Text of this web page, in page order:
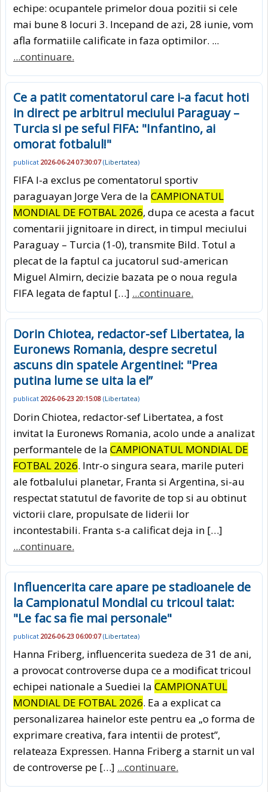
echipe: ocupantele primelor doua pozitii si cele
mai bune 8 locuri 3. Incepand de azi, 28 iunie, vom
afla formatiile calificate in faza optimilor. ...
...continuare.
Ce a patit comentatorul care i-a facut hoti
in direct pe arbitrul meciului Paraguay –
Turcia si pe seful FIFA: "Infantino, ai
omorat fotbalul!"
publicat 2026-06-24 07:30:07(Libertatea)
FIFA l-a exclus pe comentatorul sportiv
paraguayan Jorge Vera de la CAMPIONATUL
MONDIAL DE FOTBAL 2026, dupa ce acesta a facut
comentarii jignitoare in direct, in timpul meciului
Paraguay – Turcia (1-0), transmite Bild. Totul a
plecat de la faptul ca jucatorul sud-american
Miguel Almirn, decizie bazata pe o noua regula
FIFA legata de faptul […] ...continuare.
Dorin Chiotea, redactor-sef Libertatea, la
Euronews Romania, despre secretul
ascuns din spatele Argentinei: "Prea
putina lume se uita la el”
publicat 2026-06-23 20:15:08 (Libertatea)
Dorin Chiotea, redactor-sef Libertatea, a fost
invitat la Euronews Romania, acolo unde a analizat
performantele de la CAMPIONATUL MONDIAL DE
FOTBAL 2026. Intr-o singura seara, marile puteri
ale fotbalului planetar, Franta si Argentina, si-au
respectat statutul de favorite de top si au obtinut
victorii clare, propulsate de liderii lor
incontestabili. Franta s-a calificat deja in […]
...continuare.
Influencerita care apare pe stadioanele de
la Campionatul Mondial cu tricoul taiat:
"Le fac sa fie mai personale"
publicat 2026-06-23 06:00:07(Libertatea)
Hanna Friberg, influencerita suedeza de 31 de ani,
a provocat controverse dupa ce a modificat tricoul
echipei nationale a Suediei la CAMPIONATUL
MONDIAL DE FOTBAL 2026. Ea a explicat ca
personalizarea hainelor este pentru ea „o forma de
exprimare creativa, fara intentii de protest”,
relateaza Expressen. Hanna Friberg a starnit un val
de controverse pe […] ...continuare.